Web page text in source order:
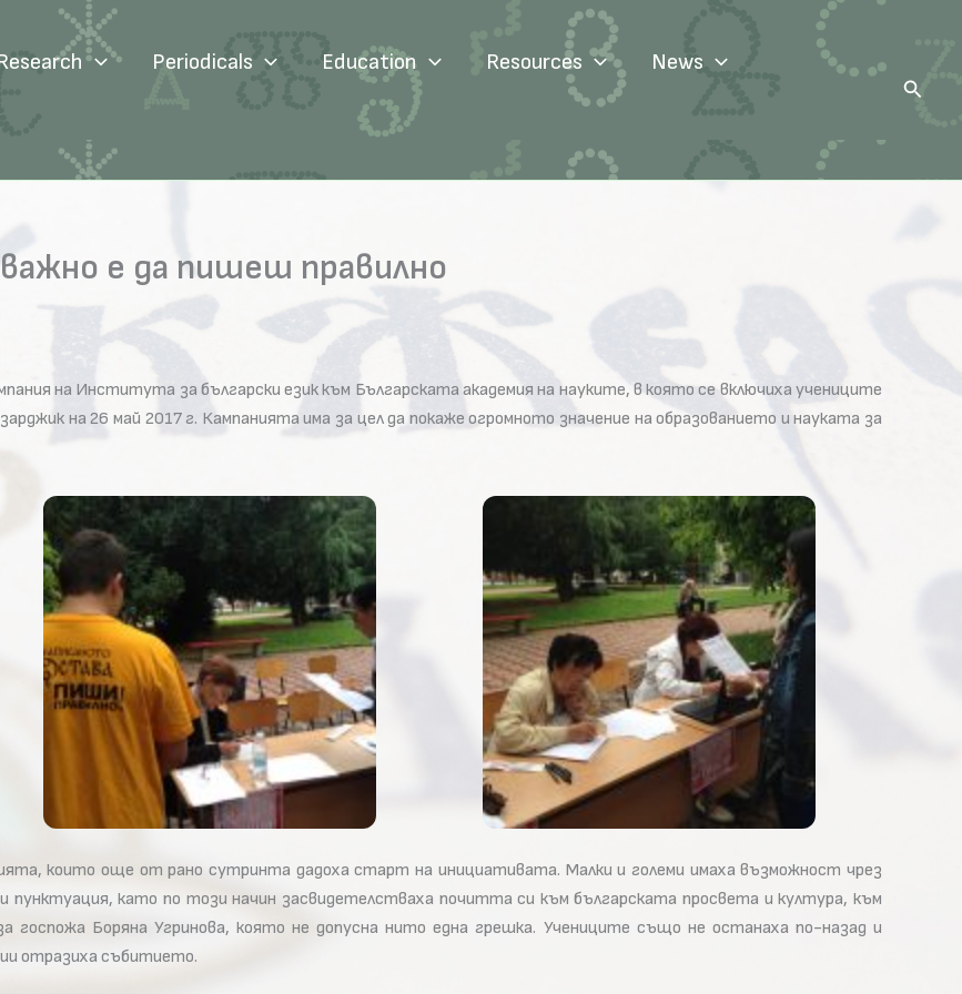
Periodicals Education Resources News
Search
важно е да пишеш правилно
на Института за български език към Българската академия на науките, в която се включиха учениците
на 26 май 2017 г. Кампанията има за цел да покаже огромното значение на образованието и науката за
които още от рано сутринта дадоха старт на инициативата. Малки и големи имаха възможност чрез
пунктуация, като по този начин засвидетелстваха почитта си към българската просвета и култура, към
госпожа Боряна Угринова, която не допусна нито една грешка. Учениците също не останаха по-назад и
отразиха събитието.